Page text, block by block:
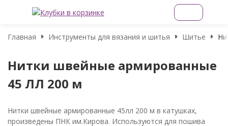
Главная Инструменты для вязания и шитья Шитье
Нитки швейные армированные
45 ЛЛ 200 м
Нитки швейные армированные 45лл 200 м в катушках,
произведены ПНК им.Кирова. Используются для пошива